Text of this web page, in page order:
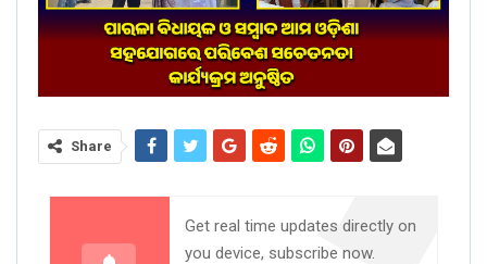
Share
Get real time updates directly on
you device, subscribe now.